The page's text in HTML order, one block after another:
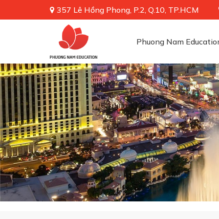
357 Lê Hồng Phong, P.2, Q.10, TP.HCM
Phuong Nam